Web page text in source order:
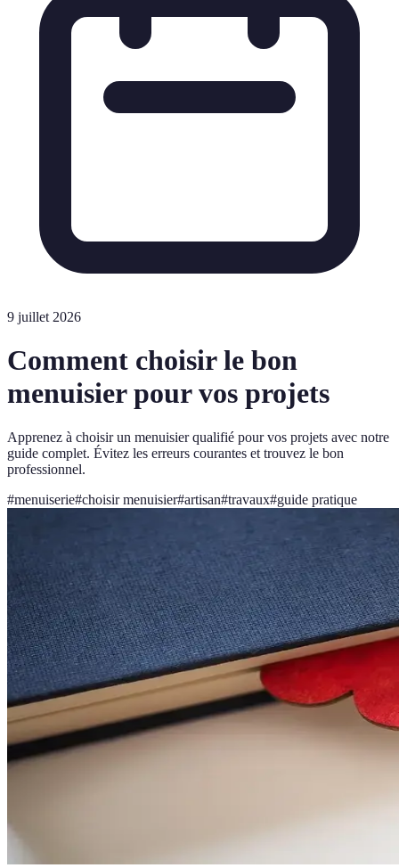
9 juillet 2026
Comment choisir le bon
menuisier pour vos projets
Apprenez à choisir un menuisier qualifié pour vos projets avec notre
guide complet. Évitez les erreurs courantes et trouvez le bon
professionnel.
#menuiserie#choisir menuisier#artisan#travaux#guide pratique